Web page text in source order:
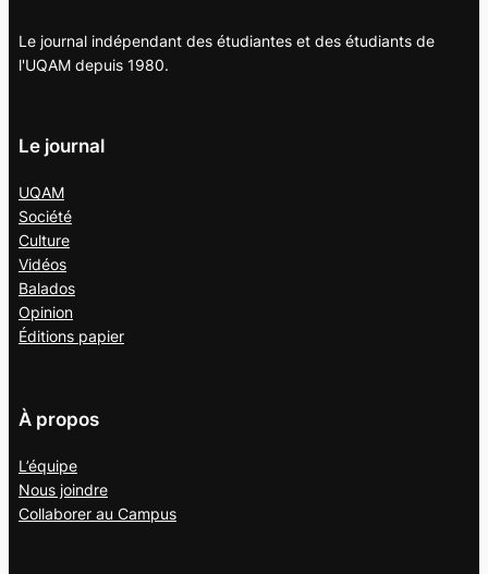
Le journal indépendant des étudiantes et des étudiants de
l'UQAM depuis 1980.
Le journal
UQAM
Société
Culture
Vidéos
Balados
Opinion
Éditions papier
À propos
L’équipe
Nous joindre
Collaborer au Campus